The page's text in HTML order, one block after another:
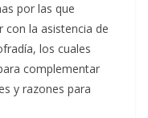
por las que
la asistencia de
los cuales
complementar
y razones para